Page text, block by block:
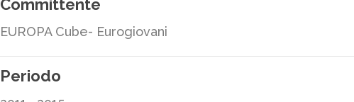
Committente
EUROPA Cube- Eurogiovani
Periodo